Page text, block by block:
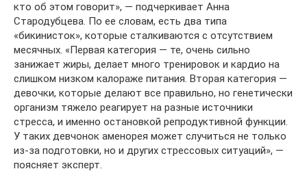
кто об этом говорит», — подчеркивает Анна
Стародубцева. По ее словам, есть два типа
«бикинисток», которые сталкиваются с отсутствием
месячных. «Первая категория — те, очень сильно
занижает жиры, делает много тренировок и кардио на
слишком низком калораже питания. Вторая категория —
девочки, которые делают все правильно, но генетически
организм тяжело реагирует на разные источники
стресса, и именно остановкой репродуктивной функции.
У таких девчонок аменорея может случиться не только
из-за подготовки, но и других стрессовых ситуаций», —
поясняет эксперт.